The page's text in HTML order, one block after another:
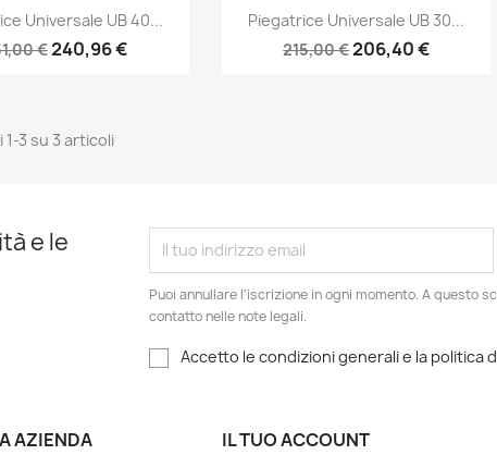
Anteprima
Universale UB 40...
€240,96 €
 Anteprima
Piegatrice Universale UB 30...
215,00 €206,40 €
3 su 3 articoli
e le
Puoi annullare l'iscrizione in ogni momento. A questo
contatto nelle note legali.
Accetto le condizioni generali e la politica
AZIENDA IL TUO ACCOUNT